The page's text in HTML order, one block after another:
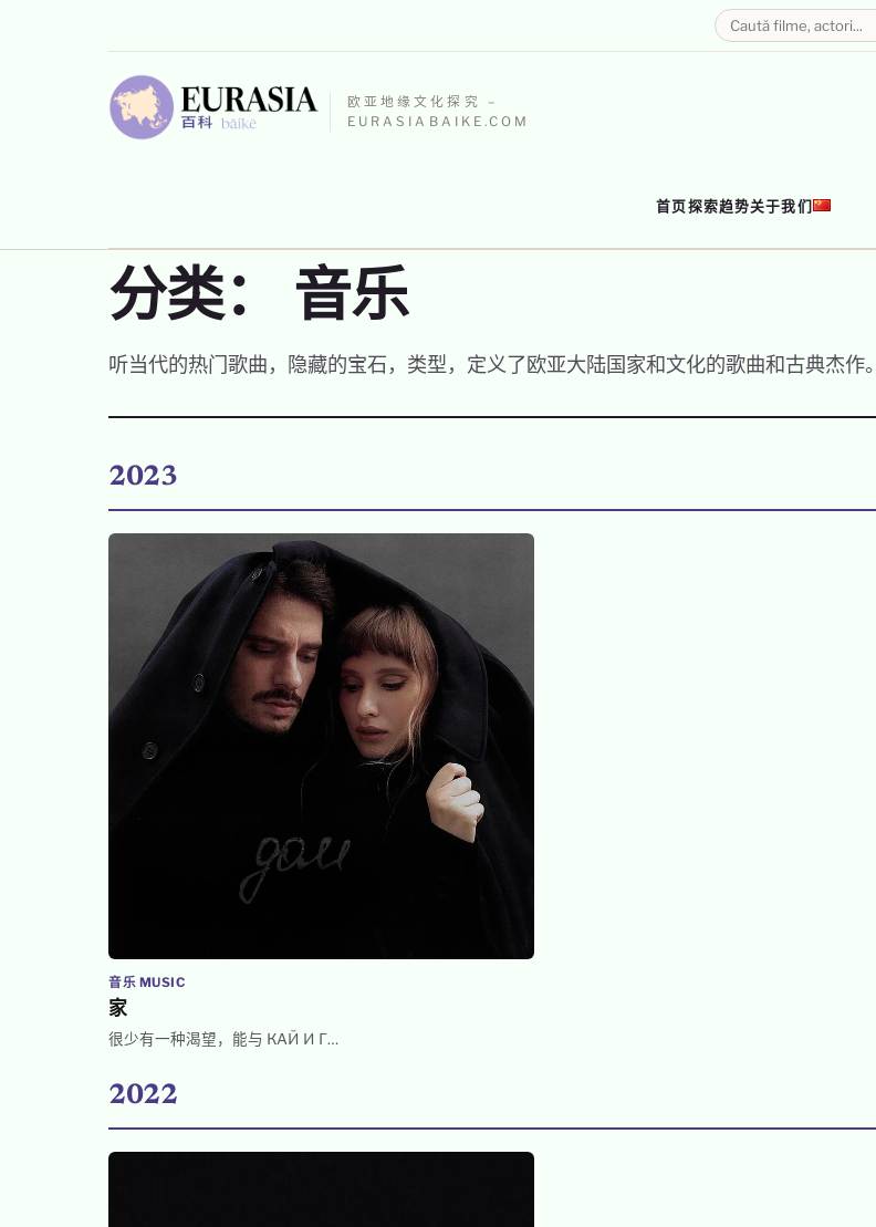
欧亚地缘文化探究 –
EURASIABAIKE.COM
首页探索趋势关于我们
分类： 音乐
听当代的热门歌曲，隐藏的宝石，类型，定义了欧亚大陆国家和文化的歌曲和古典杰作。
2023
音乐 MUSIC
家
很少有一种渴望，能与 КАЙ И Г…
2022